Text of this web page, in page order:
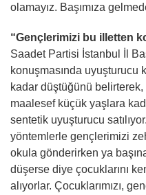
olamayız. Başımıza
“Gençlerimizi bu illetten
Saadet Partisi İstanbul İl
konuşmasında uyuşturucu
kadar düştüğünü belirterek,
maalesef küçük yaşlara
sentetik uyuşturucu
yöntemlerle gençlerimizi
okula gönderirken ya
düşerse diye çocuklarını
alıyorlar. Çocuklarımızı,